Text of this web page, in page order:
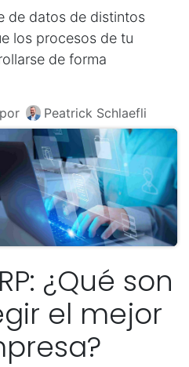
de datos de distintos
los procesos de tu
de forma
por Peatrick Schlaefli
¿Qué son
el mejor